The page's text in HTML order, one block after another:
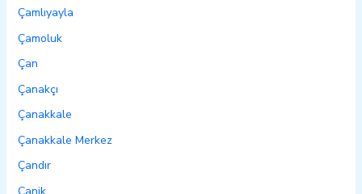
Çamlıyayla
Çamoluk
Çan
Çanakçı
Çanakkale
Çanakkale Merkez
Çandır
Canik